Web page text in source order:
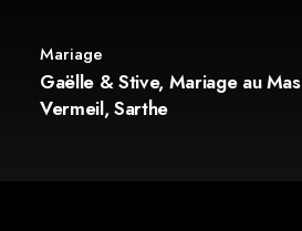
Mariage
Gaëlle & Stive, Mariage au Mas
Vermeil, Sarthe